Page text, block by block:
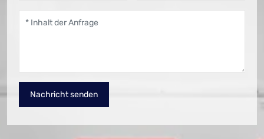
Nachricht senden